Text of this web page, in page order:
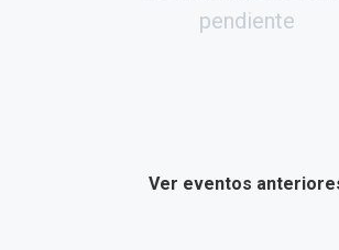
pendiente
Ver eventos